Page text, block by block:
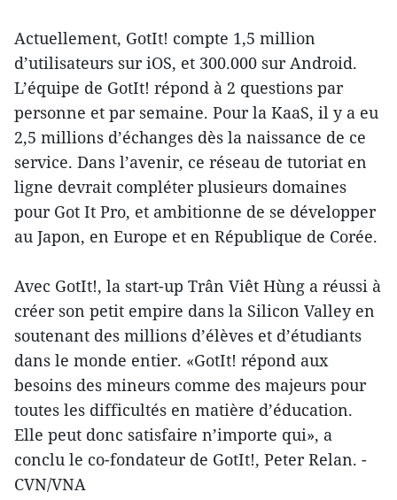
Actuellement, GotIt! compte 1,5 million
d’utilisateurs sur iOS, et 300.000 sur Android.
L’équipe de GotIt! répond à 2 questions par
personne et par semaine. Pour la KaaS, il y a eu
2,5 millions d’échanges dès la naissance de ce
service. Dans l’avenir, ce réseau de tutoriat en
ligne devrait compléter plusieurs domaines
pour Got It Pro, et ambitionne de se développer
au Japon, en Europe et en République de Corée.
Avec GotIt!, la start-up Trân Viêt Hùng a réussi à
créer son petit empire dans la Silicon Valley en
soutenant des millions d’élèves et d’étudiants
dans le monde entier. «GotIt! répond aux
besoins des mineurs comme des majeurs pour
toutes les difficultés en matière d’éducation.
Elle peut donc satisfaire n’importe qui», a
conclu le co-fondateur de GotIt!, Peter Relan. -
CVN/VNA